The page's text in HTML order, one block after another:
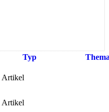
Typ
Artikel
Artikel